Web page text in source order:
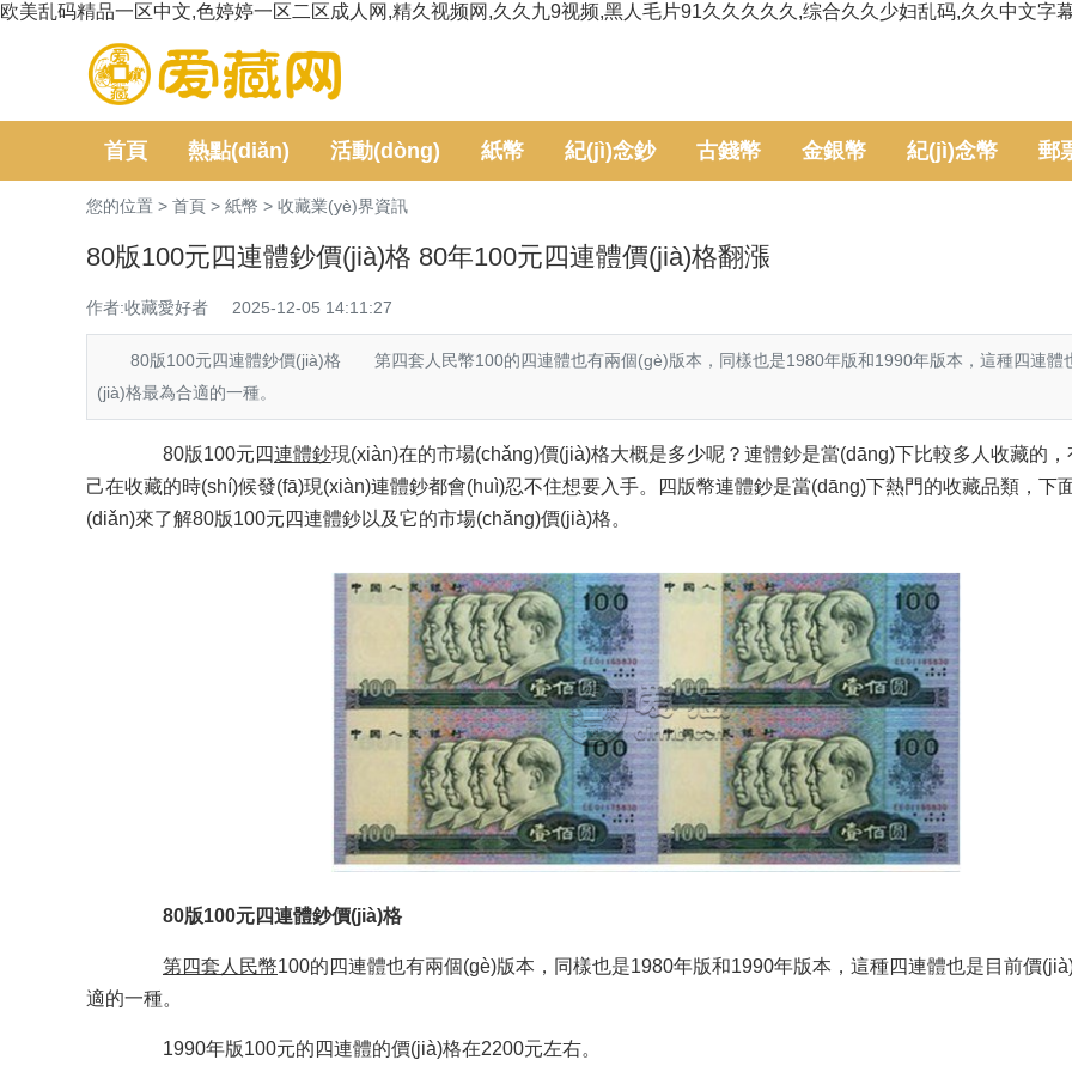
欧美乱码精品一区中文,色婷婷一区二区成人网,精久视频网,久久九9视频,黑人毛片91久久久久久,综合久久少妇乱码,久久中文字
首頁 熱點(diǎn) 活動(dòng) 紙幣 紀(jì)念鈔 古錢幣 金銀幣 紀(jì)念幣 郵
您的位置 > 首頁 > 紙幣 > 收藏業(yè)界資訊
80版100元四連體鈔價(jià)格 80年100元四連體價(jià)格翻漲
作者:收藏愛好者 2025-12-05 14:11:27
80版100元四連體鈔價(jià)格 第四套人民幣100的四連體也有兩個(gè)版本，同樣也是1980年版和1990年版本，這種四連體
(jià)格最為合適的一種。
80版100元四連體鈔現(xiàn)在的市場(chǎng)價(jià)格大概是多少呢？連體鈔是當(dāng)下比較多人收藏的，
己在收藏的時(shí)候發(fā)現(xiàn)連體鈔都會(huì)忍不住想要入手。四版幣連體鈔是當(dāng)下熱門的收藏品類，下
(diǎn)來了解80版100元四連體鈔以及它的市場(chǎng)價(jià)格。
80版100元四連體鈔價(jià)格
第四套人民幣100的四連體也有兩個(gè)版本，同樣也是1980年版和1990年版本，這種四連體也是目前價
適的一種。
1990年版100元的四連體的價(jià)格在2200元左右。